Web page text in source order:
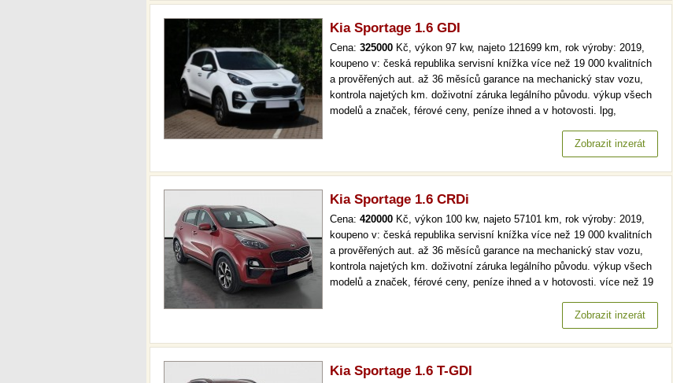
Kia Sportage 1.6 GDI
Cena: 325000 Kč, výkon 97 kw, najeto 121699 km, rok výroby: 2019,
koupeno v: česká republika servisní knížka více než 19 000 kvalitních
a prověřených aut. až 36 měsíců garance na mechanický stav vozu,
kontrola najetých km. doživotní záruka legálního původu. výkup všech
modelů a značek, férové ceny, peníze ihned a v hotovosti. lpg,
až 36 měsíců garance na mechanický stav vozu, kontrola…Zobrazit inzerát
Kia Sportage 1.6 CRDi
Cena: 420000 Kč, výkon 100 kw, najeto 57101 km, rok výroby: 2019,
koupeno v: česká republika servisní knížka více než 19 000 kvalitních
a prověřených aut. až 36 měsíců garance na mechanický stav vozu,
kontrola najetých km. doživotní záruka legálního původu. výkup všech
modelů a značek, férové ceny, peníze ihned a v hotovosti. více než 19
mechanický stav vozu, kontrola najetých km. doživotní záruka…
Zobrazit inzerát
Kia Sportage 1.6 T-GDI